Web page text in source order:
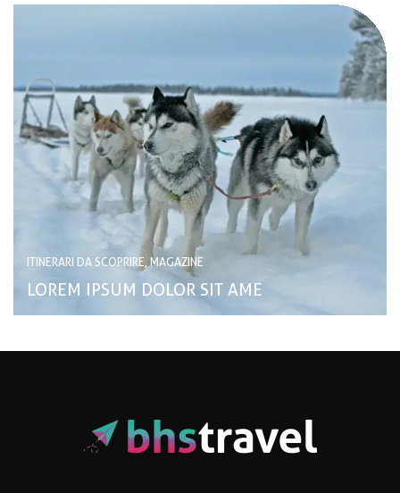
ITINERARI DA SCOPRIRE, MAGAZINE
LOREM IPSUM DOLOR SIT AME